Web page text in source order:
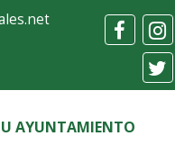
AYUNTAMIENTO